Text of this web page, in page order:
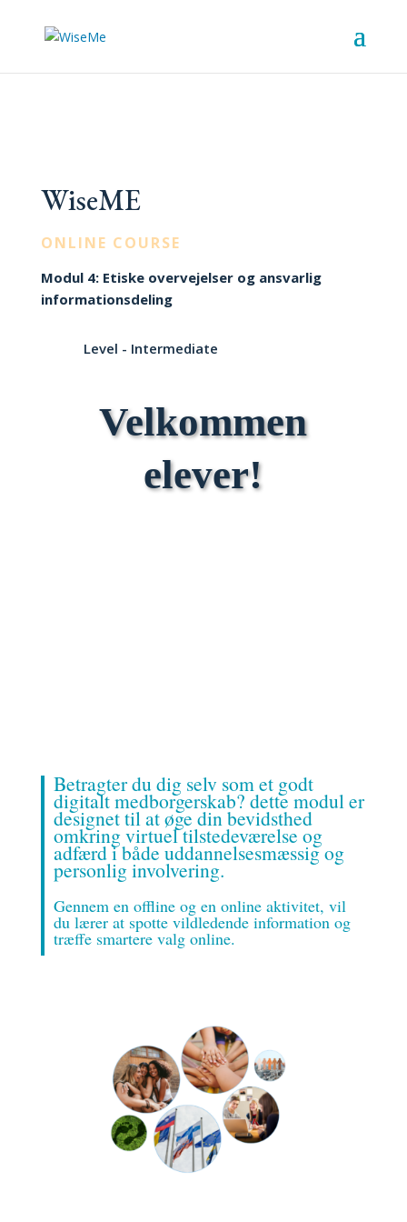
WiseME
ONLINE COURSE
Modul 4: Etiske overvejelser og ansvarlig
informationsdeling
Level - Intermediate
Velkommen
elever!
Betragter du dig selv som et godt
digitalt medborgerskab? dette modul er
designet til at øge din bevidsthed
omkring virtuel tilstedeværelse og
adfærd i både uddannelsesmæssig og
personlig involvering.
Gennem en offline og en online aktivitet, vil
du lærer at spotte vildledende information og
træffe smartere valg online.